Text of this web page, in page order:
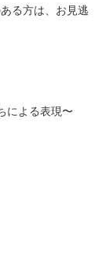
る方は、お見逃
による表現〜